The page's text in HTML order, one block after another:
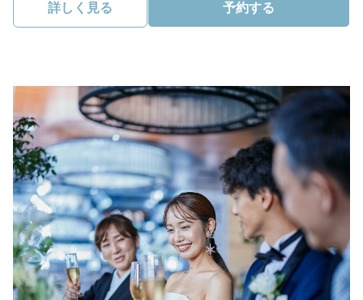
詳しく見る 予約する